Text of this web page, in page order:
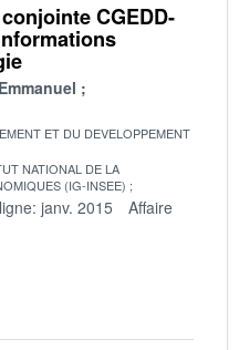
CGEDD-
ET DU DEVELOPPEMENT
NATIONAL DE LA
(IG-INSEE)
janv. 2015
Affaire